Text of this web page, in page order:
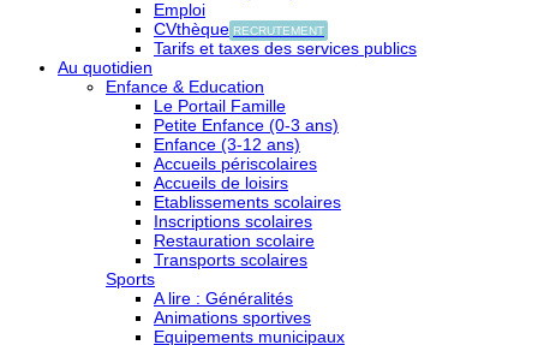
Emploi
CVthèque RECRUTEMENT
Tarifs et taxes des services publics
Au quotidien
Enfance & Education
Le Portail Famille
Petite Enfance (0-3 ans)
Enfance (3-12 ans)
Accueils périscolaires
Accueils de loisirs
Etablissements scolaires
Inscriptions scolaires
Restauration scolaire
Transports scolaires
Sports
A lire : Généralités
Animations sportives
Equipements municipaux